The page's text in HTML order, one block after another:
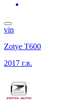
vin
Zotye T600
2017 г.в.